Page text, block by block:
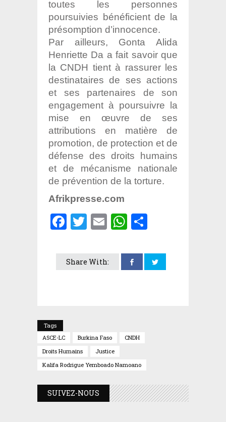
toutes les personnes
poursuivies bénéficient de la
présomption d’innocence.
Par ailleurs, Gonta Alida
Henriette Da a fait savoir que
la CNDH tient à rassurer les
destinataires de ses actions
et ses partenaires de son
engagement à poursuivre la
mise en œuvre de ses
attributions en matière de
promotion, de protection et de
défense des droits humains
et de mécanisme nationale
de prévention de la torture.
Afrikpresse.com
Facebook
Twitter
EmailWhatsApp
Share With:
Tags
ASCE-LC
Burkina Faso
CNDH
Droits Humains
Justice
Kalifa Rodrigue Yemboado Namoano
SUIVEZ-NOUS